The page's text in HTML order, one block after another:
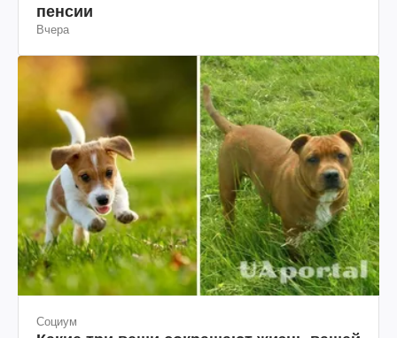
пенсии
Вчера
Социум